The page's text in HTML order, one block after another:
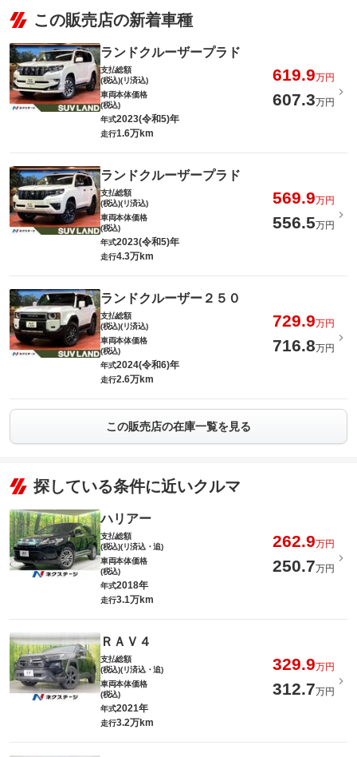
この販売店の新着車種
ランドクルーザープラド
支払総額
(税込)(リ済込)
619.9万円
車両本体価格
(税込)
607.3万円
年式2023(令和5)年
走行1.6万km
ランドクルーザープラド
支払総額
(税込)(リ済込)
569.9万円
車両本体価格
(税込)
556.5万円
年式2023(令和5)年
走行4.3万km
ランドクルーザー２５０
支払総額
(税込)(リ済込)
729.9万円
車両本体価格
(税込)
716.8万円
年式2024(令和6)年
走行2.6万km
この販売店の在庫一覧を見る
探している条件に近いクルマ
ハリアー
支払総額
(税込)(リ済込・追)
262.9万円
車両本体価格
(税込)
250.7万円
年式2018年
走行3.1万km
ＲＡＶ４
支払総額
(税込)(リ済込・追)
329.9万円
車両本体価格
(税込)
312.7万円
年式2021年
走行3.2万km